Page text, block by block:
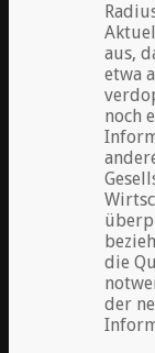
aus,
etwa
noch
die
der